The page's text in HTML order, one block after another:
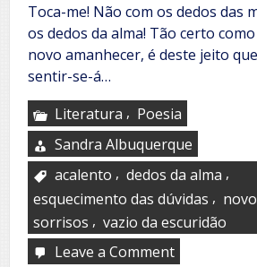
Toca-me! Não com os dedos das
os dedos da alma! Tão certo
novo amanhecer, é deste jeito
sentir-se-á…
Literatura , Poesia
Sandra Albuquerque
acalento , dedos da alma ,
esquecimento das dúvidas ,
sorrisos , vazio da escuridão
Leave a Commenton